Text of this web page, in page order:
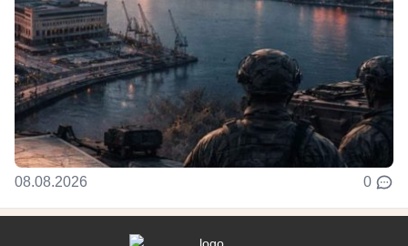
08.08.2026 0